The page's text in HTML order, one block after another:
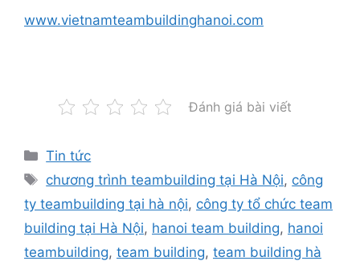
www.vietnamteambuildinghanoi.com
Đánh giá bài viết
Categories
Tin tức
Tags
chương trình teambuilding tại Hà Nội, công
ty teambuilding tại hà nội, công ty tổ chức team
building tại Hà Nội, hanoi team building, hanoi
teambuilding, team building, team building hà